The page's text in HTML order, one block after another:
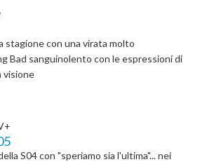
stagione con una virata molto
Bad sanguinolento con le espressioni di
visione
S04 con "speriamo sia l'ultima"... nei